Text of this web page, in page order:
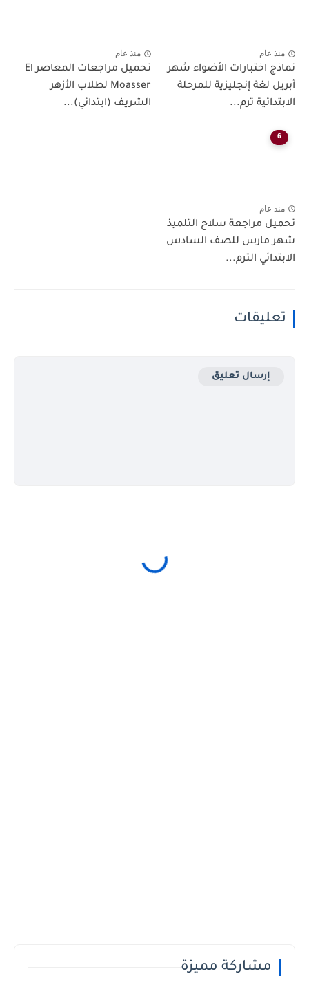
منذ عام
نماذج اختبارات الأضواء شهر
أبريل لغة إنجليزية للمرحلة
الابتدائية ترم...
منذ عام
تحميل مراجعات المعاصر El
Moasser لطلاب الأزهر
الشريف (ابتدائي)...
6
منذ عام
تحميل مراجعة سلاح التلميذ
شهر مارس للصف السادس
الابتدائي الترم...
تعليقات
إرسال تعليق
مشاركة مميزة